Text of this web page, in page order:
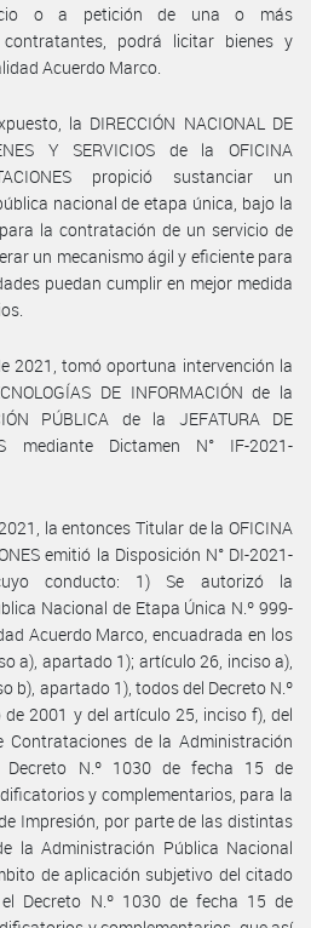
oficio o a petición de una o más
podrá licitar bienes y
Acuerdo Marco.
la DIRECCIÓN NACIONAL DE
Y SERVICIOS de la OFICINA
propició sustanciar un
nacional de etapa única, bajo la
la contratación de un servicio de
un mecanismo ágil y eficiente para
puedan cumplir en mejor medida
2021, tomó oportuna intervención la
DE INFORMACIÓN de la
PÚBLICA de la JEFATURA DE
mediante Dictamen N° IF-2021-
la entonces Titular de la OFICINA
emitió la Disposición N° DI-2021-
conducto: 1) Se autorizó la
Nacional de Etapa Única N.º 999-
Acuerdo Marco, encuadrada en los
a), apartado 1); artículo 26, inciso a),
b), apartado 1), todos del Decreto N.º
2001 y del artículo 25, inciso f), del
Contrataciones de la Administración
Decreto N.º 1030 de fecha 15 de
y complementarios, para la
Impresión, por parte de las distintas
la Administración Pública Nacional
de aplicación subjetivo del citado
Decreto N.º 1030 de fecha 15 de